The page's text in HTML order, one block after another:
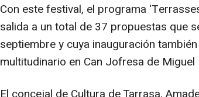
Con este festival, el programa
salida a un total de 37 propuestas que
septiembre y cuya inauguración
multitudinario en Can Jofresa de Miguel